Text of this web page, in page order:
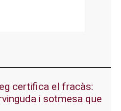
certifica el fracàs:
i sotmesa que